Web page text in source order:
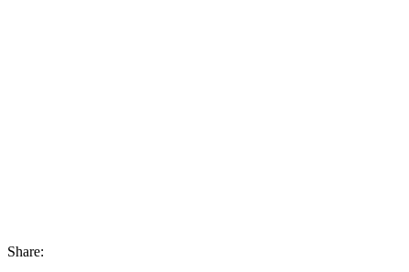
Share: